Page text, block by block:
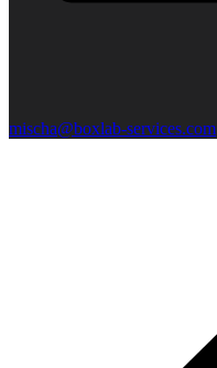
mischa@boxlab-services.com